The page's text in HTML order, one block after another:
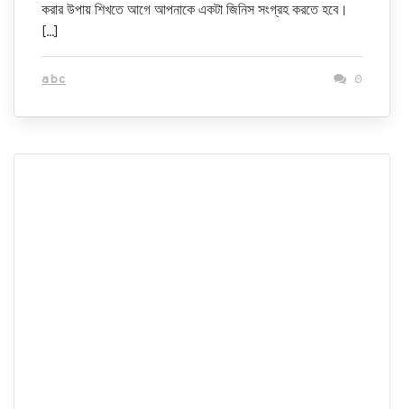
করার উপায় শিখতে আগে আপনাকে একটা জিনিস সংগ্রহ করতে হবে।
[…]
abc 0